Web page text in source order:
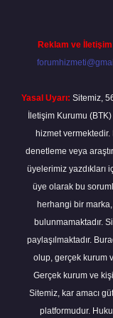
Reklam ve
Yasal Uyarı: Sitemiz,
İletişim Kurumu
hizmet
denetleme veya
üyelerimiz yazdıkları
üye olarak bu
herhangi bir
bulunmamaktadır.
paylaşılmaktadır.
olup, gerçek kurum
Gerçek kurum ve
Sitemiz, kar amacı
platformudur.